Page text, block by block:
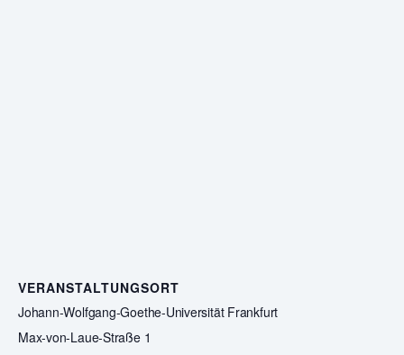
VERANSTALTUNGSORT
Johann-Wolfgang-Goethe-Universität Frankfurt
Max-von-Laue-Straße 1